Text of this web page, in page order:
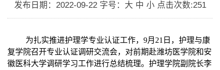
发布日期：2022-09-22 字号：大 中 小 点击次数:251
为扎实推进护理学专业认证工作， 9月 21 日，护理与康
复学院召开专业认证调研交流会，对前期赴潍坊医学院和安
徽医科大学调研学习工作进行总结梳理。护理学院副院长李